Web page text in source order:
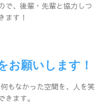
で、後輩・先輩と協力しつ
ます！
お願いします！
もなかった空間を、人を笑
ます。